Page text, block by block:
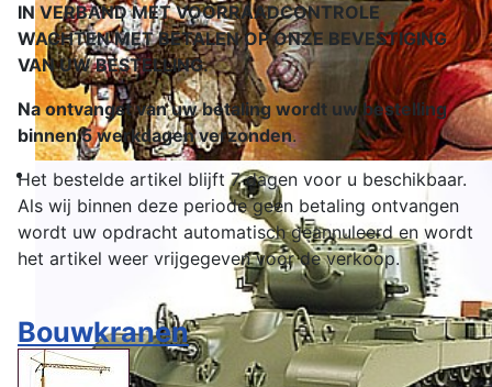
IN VERBAND MET VOORRAADCONTROLE
WACHTEN MET BETALEN OP ONZE BEVESTIGING
VAN UW BESTELLING.
Na ontvangst van uw betaling wordt uw bestelling
binnen 5 werkdagen verzonden.
Het bestelde artikel blijft 7 dagen voor u beschikbaar.
Als wij binnen deze periode geen betaling ontvangen
wordt uw opdracht automatisch geannuleerd en wordt
het artikel weer vrijgegeven voor de verkoop.
Bouwkranen